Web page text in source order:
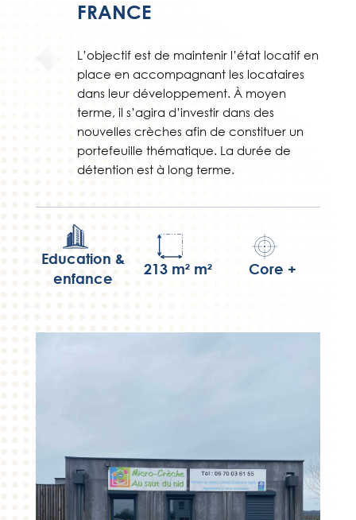
FRANCE
L’objectif est de maintenir l’état locatif en
place en accompagnant les locataires
dans leur développement. À moyen
terme, il s’agira d’investir dans des
nouvelles crèches afin de constituer un
portefeuille thématique. La durée de
détention est à long terme.
Education &
enfance
213 m² m² Core +